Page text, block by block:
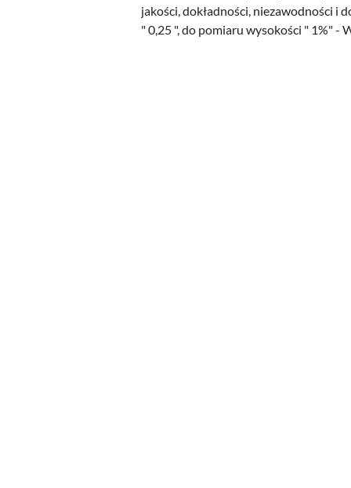
jakości, dokładności, niezawodności i
" 0,25 ", do pomiaru wysokości " 1%" -